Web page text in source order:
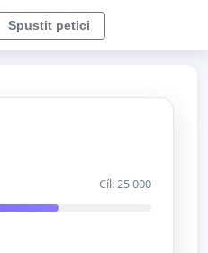
Spustit petici
Cíl: 25 000